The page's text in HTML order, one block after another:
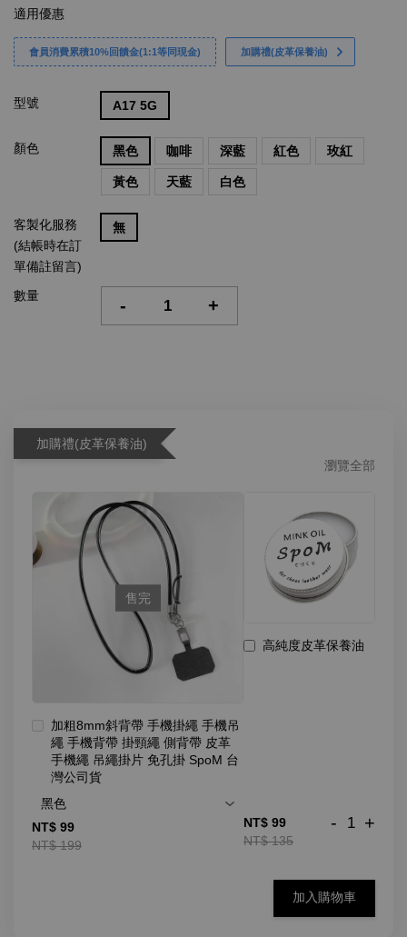
適用優惠
會員消費累積10%回饋金(1:1等同現金) 加購禮(皮革保養油)
型號 A17 5G
顏色 黑色 咖啡 深藍 紅色 玫紅
黃色 天藍 白色
客製化服務
(結帳時在訂
單備註留言)
無
數量 - +
加購禮(皮革保養油)
瀏覽全部
售完
加粗8mm斜背帶 手機掛繩 手機吊
繩 手機背帶 掛頸繩 側背帶 皮革
手機繩 吊繩掛片 免孔掛 SpoM 台
灣公司貨
NT$ 99
NT$ 199
高純度皮革保養油
NT$ 99
NT$ 135
- +
加入購物車